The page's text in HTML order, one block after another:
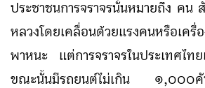
ประชาชนการจราจรนั้นหมายถึง ค
หลวงโดยเคลื่อนด้วยแรงคนหรือเ
พาหนะ แต่การจราจรในประเทศ
ขณะนั้นมีรถยนต์ไม่เกิน ๑,๐๐๐คัน